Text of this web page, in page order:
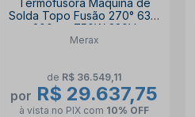
Termofusora Máquina de
Solda Topo Fusão 270° 63 a
200mm 750W 220V
TER63200 MERAX
Merax
de R$ 36.549,11
por R$ 29.637,75
à vista no PIX com 10% OFF